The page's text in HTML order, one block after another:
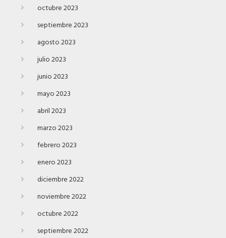
octubre 2023
septiembre 2023
agosto 2023
julio 2023
junio 2023
mayo 2023
abril 2023
marzo 2023
febrero 2023
enero 2023
diciembre 2022
noviembre 2022
octubre 2022
septiembre 2022